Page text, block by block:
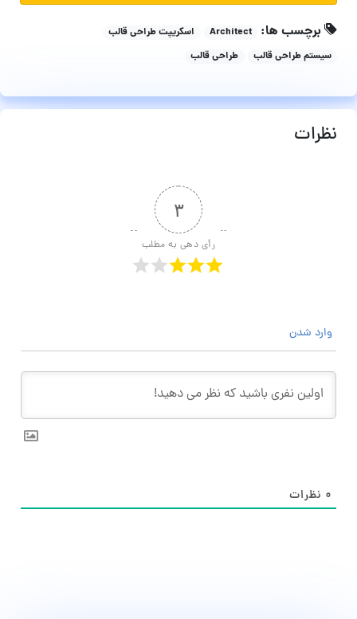
برچسب ها: Architect
اسکریپت طراحی قالب
سیستم طراحی قالب
طراحی قالب
نظرات
۳
رأی دهی به مطلب
وارد شدن
۰ نظرات